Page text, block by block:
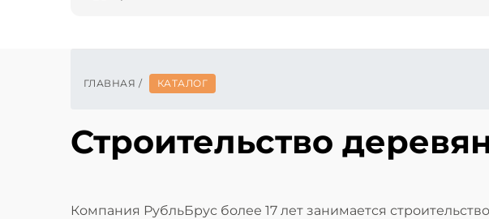
ГЛАВНАЯ / КАТАЛОГ
Строительство
Компания РубльБрус более 17 лет занимается